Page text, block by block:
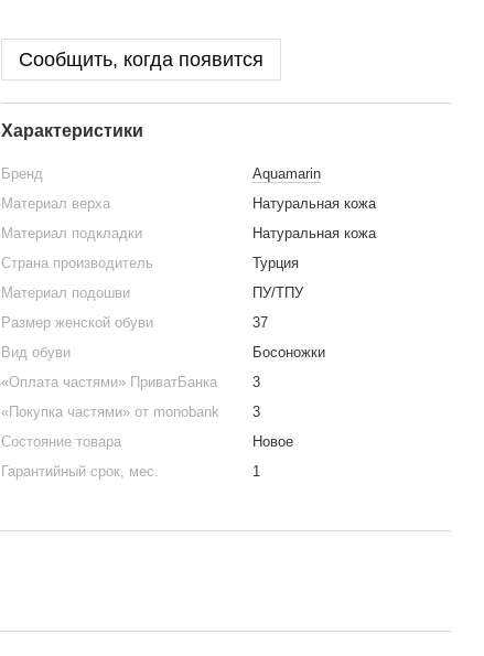
Сообщить, когда появится
Характеристики
Бренд
Aquamarin
Материал верха
Натуральная кожа
Материал подкладки
Натуральная кожа
Страна производитель
Турция
Материал подошви
ПУ/ТПУ
Размер женской обуви
37
Вид обуви
Босоножки
«Оплата частями» ПриватБанка
3
«Покупка частями» от monobank
3
Состояние товара
Новое
Гарантийный срок, мес.
1